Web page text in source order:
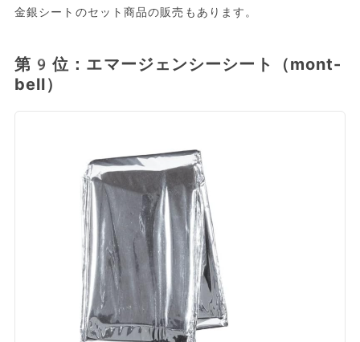
金銀シートのセット商品の販売もあります。
第9位：エマージェンシーシート（mont-
bell）